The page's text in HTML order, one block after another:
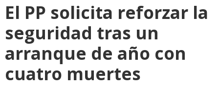
El PP solicita reforzar la
seguridad tras un
arranque de año con
cuatro muertes